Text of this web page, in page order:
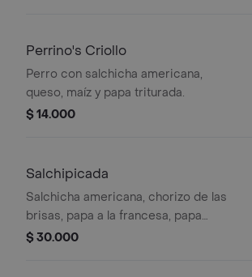
Perrino's Criollo
Perro con salchicha americana,
queso, maíz y papa triturada.
$ 14.000
Salchipicada
Salchicha americana, chorizo de las
brisas, papa a la francesa, papa
criolla, maduritos, papa ripio y extra
$ 30.000